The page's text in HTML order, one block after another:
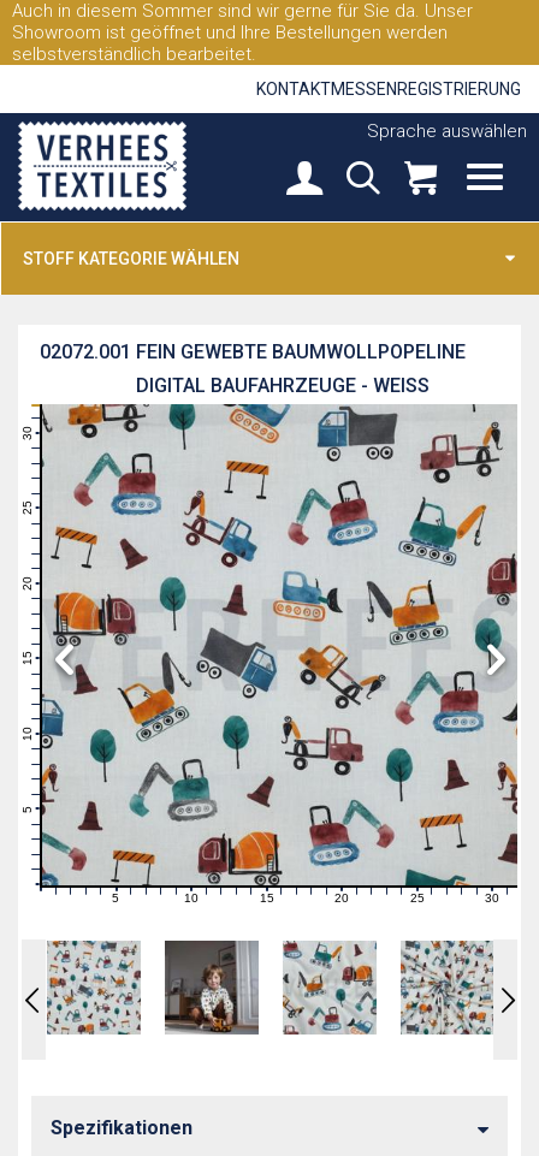
Auch in diesem Sommer sind wir gerne für Sie da. Unser
Showroom ist geöffnet und Ihre Bestellungen werden
selbstverständlich bearbeitet.
KONTAKTMESSEN REGISTRIERUNG
Sprache auswählen
STOFF KATEGORIE WÄHLEN
FEIN GEWEBTE BAUMWOLLPOPELINE
DIGITAL BAUFAHRZEUGE - WEISS
02072.001
0
1
3
5
6
7
10
11
12
13
16
21
26
28
29
31
0 1 2 3 4 5 6 7 89 11121314 1516171819 21222324 25 26272829 31
Spezifikationen